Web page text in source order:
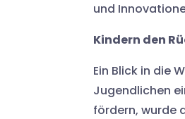
und
Kindern den
Ein Blick in die
Jugendlichen
fördern, wurde